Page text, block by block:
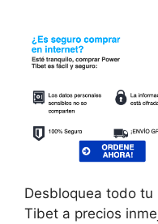
Desbloquea todo
Tibet a precios